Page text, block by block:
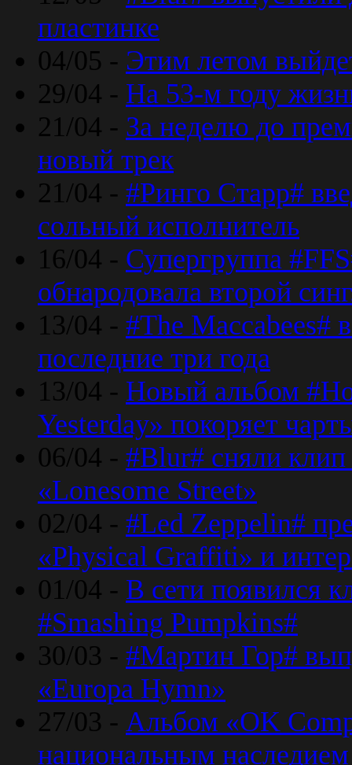
пластинке
04/05 - Этим летом
29/04 - На 53-м году
21/04 - За неделю до
новый трек
21/04 - #Ринго Старр#
сольный исполнитель
16/04 - Супергруппа
обнародовала второй
13/04 - #The Maccabees#
последние три года
13/04 - Новый альбом
Yesterday» покоряет
06/04 - #Blur# сняли клип
«Lonesome Street»
02/04 - #Led Zeppelin#
«Physical Graffiti» и
01/04 - В сети появился
#Smashing Pumpkins#
30/03 - #Мартин Гор#
«Europa Hymn»
27/03 - Альбом «OK
национальным наследием